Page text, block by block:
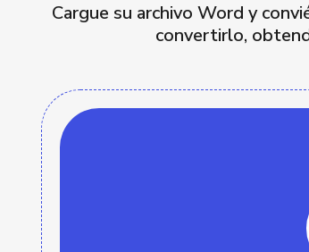
Cargue su archivo Word y
convertirlo,